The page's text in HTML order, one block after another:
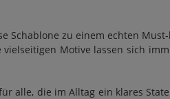
zu einem echten
Motive lassen sich
alle, die im Alltag ein klares